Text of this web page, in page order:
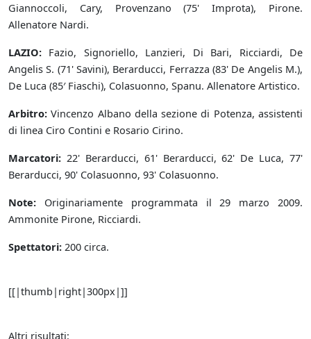
Giannoccoli, Cary, Provenzano (75' Improta), Pirone.
Allenatore Nardi.
LAZIO: Fazio, Signoriello, Lanzieri, Di Bari, Ricciardi, De
Angelis S. (71' Savini), Berarducci, Ferrazza (83' De Angelis M.),
De Luca (85′ Fiaschi), Colasuonno, Spanu. Allenatore Artistico.
Arbitro: Vincenzo Albano della sezione di Potenza, assistenti
di linea Ciro Contini e Rosario Cirino.
Marcatori: 22' Berarducci, 61' Berarducci, 62' De Luca, 77'
Berarducci, 90' Colasuonno, 93' Colasuonno.
Note: Originariamente programmata il 29 marzo 2009.
Ammonite Pirone, Ricciardi.
Spettatori: 200 circa.
[[|thumb|right|300px|]]
Altri risultati: